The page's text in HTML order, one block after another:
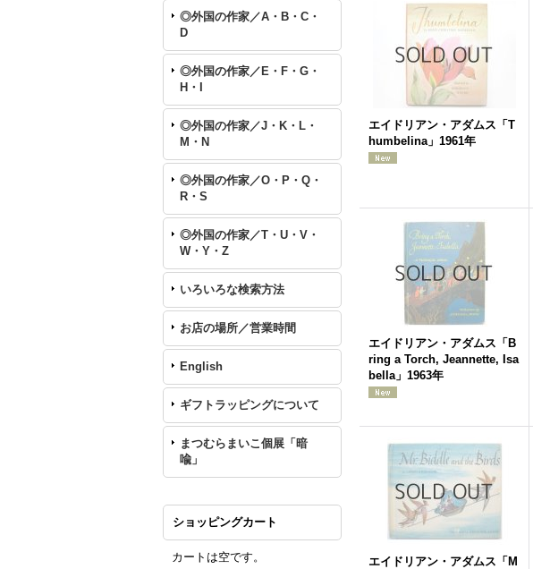
◎外国の作家／A・B・C・
D
◎外国の作家／E・F・G・
H・I
◎外国の作家／J・K・L・
M・N
◎外国の作家／O・P・Q・
R・S
◎外国の作家／T・U・V・
W・Y・Z
いろいろな検索方法
お店の場所／営業時間
English
ギフトラッピングについて
まつむらまいこ個展「暗
喩」
ショッピングカート
カートは空です。
エイドリアン・アダムス「T
humbelina」1961年
エイドリアン・アダムス「B
ring a Torch, Jeannette, Isa
bella」1963年
エイドリアン・アダムス「M